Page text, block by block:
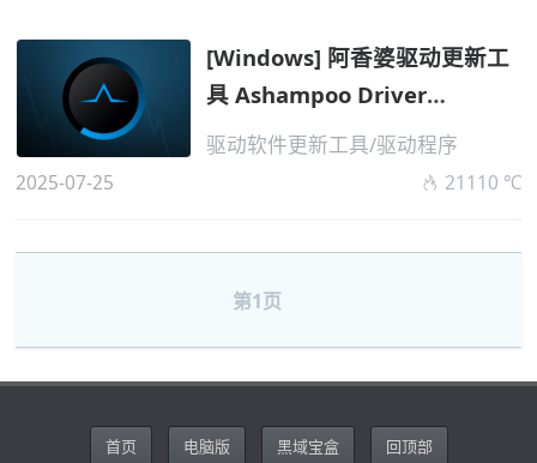
[Windows] 阿香婆驱动更新工
具 Ashampoo Driver
Updater v1.9.0....
驱动软件更新工具/驱动程序
2025-07-25 21110 ℃
第1页
首页 电脑版 黑域宝盒 回顶部